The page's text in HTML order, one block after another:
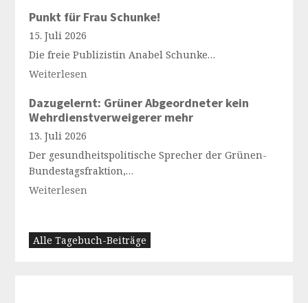
Punkt für Frau Schunke!
15. Juli 2026
Die freie Publizistin Anabel Schunke…
Weiterlesen
Dazugelernt: Grüner Abgeordneter kein
Wehrdienstverweigerer mehr
13. Juli 2026
Der gesundheitspolitische Sprecher der Grünen-
Bundestagsfraktion,…
Weiterlesen
Alle Tagebuch-Beiträge